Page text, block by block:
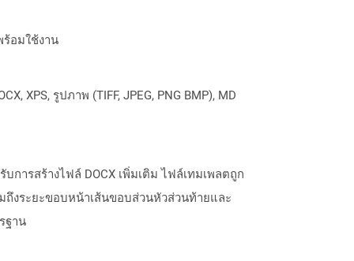
ร้อมใช้งาน
รูปภาพ (TIFF, JPEG, PNG BMP), MD
ารสร้างไฟล์ DOCX เพิ่มเติม ไฟล์เทมเพลตถูก
ถึงระยะขอบหน้าเส้นขอบส่วนหัวส่วนท้ายและ
ฐาน